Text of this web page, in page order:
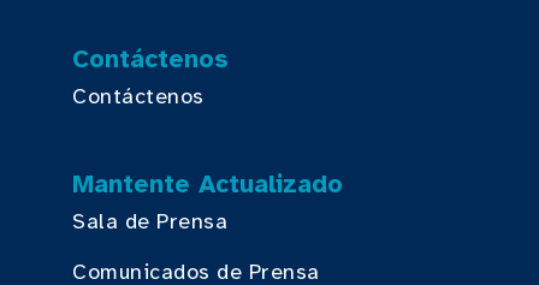
Contáctenos
Contáctenos
Mantente Actualizado
Sala de Prensa
Comunicados de Prensa